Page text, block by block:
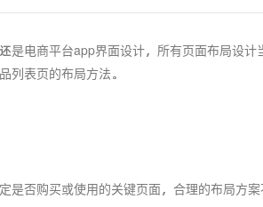
是电商平台app界面设计，所有页面布局设
列表页的布局方法。
是否购买或使用的关键页面，合理的布局方